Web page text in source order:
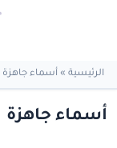
الرئيسية » أسماء جاهزة
أسماء جاهزة